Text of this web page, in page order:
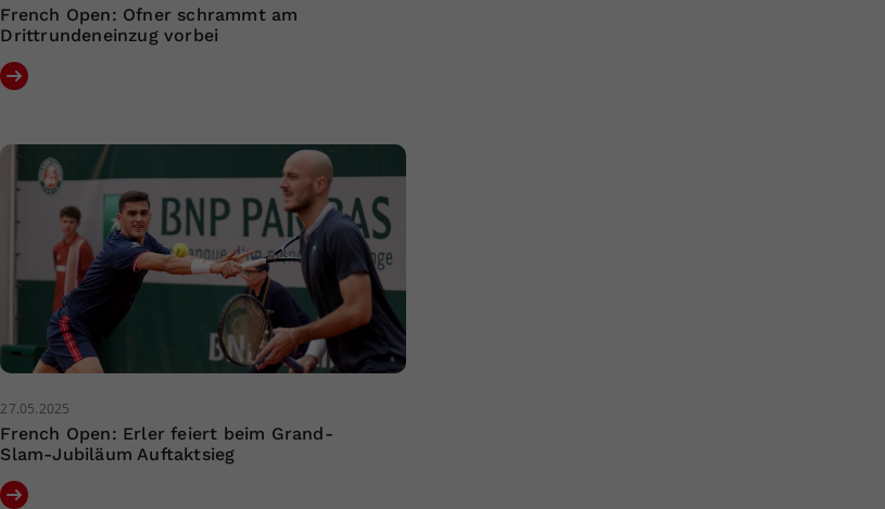
French Open: Ofner schrammt am
Drittrundeneinzug vorbei
27.05.2025
French Open: Erler feiert beim Grand-
Slam-Jubiläum Auftaktsieg